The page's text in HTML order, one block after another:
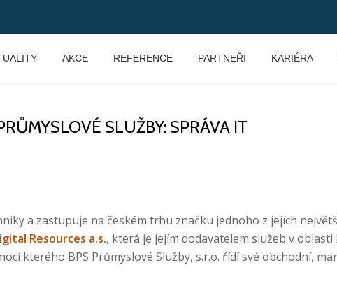
AKCE REFERENCE PARTNEŘI KARIÉRA
SLUŽBY: SPRÁVA IT
a zastupuje na českém trhu značku jednoho z jejích
Resources a.s., která je jejím dodavatelem služeb v
kterého BPS Průmyslové Služby, s.r.o. řídí své obchodní,